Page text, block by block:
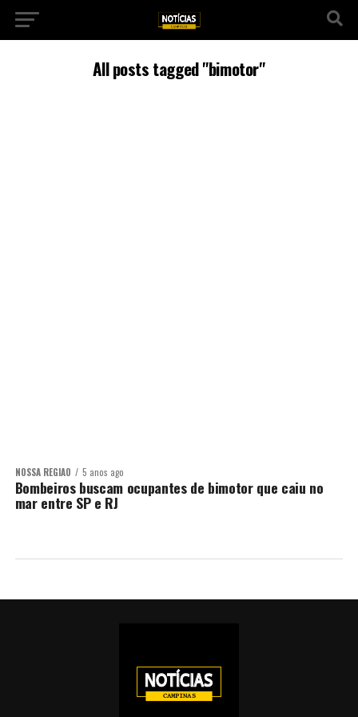
All posts tagged "bimotor"
NOSSA REGIÃO 5 anos ago
Bombeiros buscam ocupantes de bimotor que caiu no
mar entre SP e RJ